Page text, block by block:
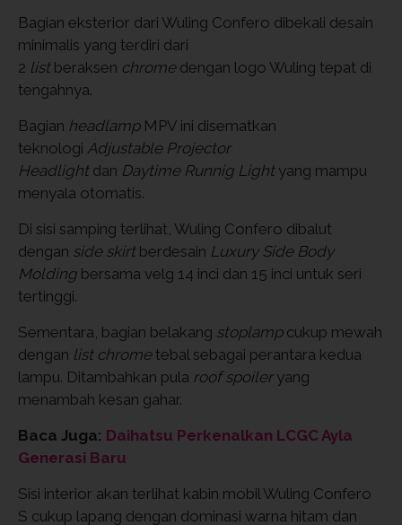
Bagian eksterior dari Wuling Confero dibekali desain
minimalis yang terdiri dari
2 list beraksen chromedengan logo Wuling tepat di
tengahnya.
Bagian headlampMPV ini disematkan
teknologi Adjustable Projector
Headlight dan Daytime Runnig Light yang mampu
menyala otomatis.
Di sisi samping terlihat, Wuling Confero dibalut
dengan side skirt berdesain Luxury Side Body
Molding bersama velg 14 inci dan 15 inci untuk seri
tertinggi.
Sementara, bagian belakang stoplampcukup mewah
dengan list chrome tebal sebagai perantara kedua
lampu. Ditambahkan pula roof spoileryang
menambah kesan gahar.
Baca Juga: Daihatsu Perkenalkan LCGC Ayla
Generasi Baru
Sisi interior akan terlihat kabin mobil Wuling Confero
S cukup lapang dengan dominasi warna hitam dan